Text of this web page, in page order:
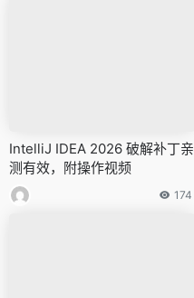
IntelliJ IDEA 2026 破解补丁亲
测有效，附操作视频
174